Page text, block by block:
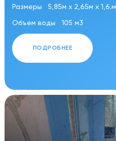
Размеры 5,85м х 2,65м х 1,6.м
Объем воды 105 м3
ПОДРОБНЕЕ